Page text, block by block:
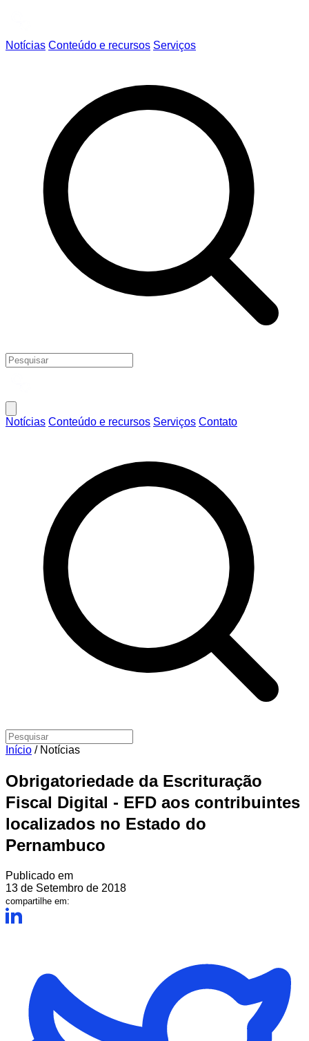
Notícias Conteúdo e recursos Serviços
Notícias Conteúdo e recursos Serviços Contato
Início / Notícias
Obrigatoriedade da Escrituração
Fiscal Digital - EFD aos contribuintes
localizados no Estado do
Pernambuco
Publicado em
13 de Setembro de 2018
compartilhe em: